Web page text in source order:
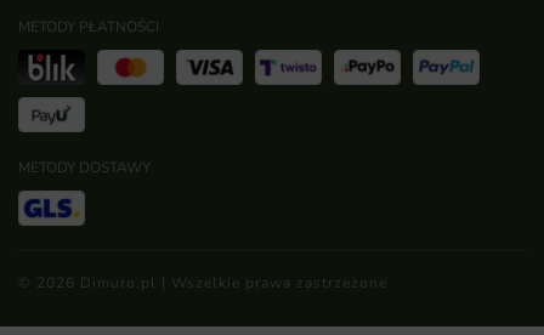
METODY PŁATNOŚCI
METODY DOSTAWY
© 2026 Dimuro.pl | Wszelkie prawa zastrzeżone